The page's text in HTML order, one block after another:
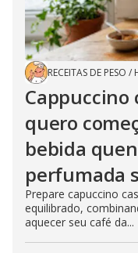
RECEITAS DE PESO /
Cappuccino
quero
bebida
perfumada
Prepare capuccino
equilibrado,
aquecer seu café da...